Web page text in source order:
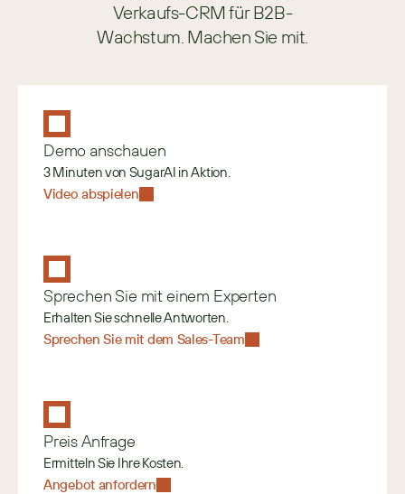
Verkaufs-CRM für B2B-
Wachstum. Machen Sie mit.
Demo anschauen
3 Minuten von SugarAI in Aktion.
Video abspielen
Sprechen Sie mit einem Experten
Erhalten Sie schnelle Antworten.
Sprechen Sie mit dem Sales-Team
Preis Anfrage
Ermitteln Sie Ihre Kosten.
Angebot anfordern